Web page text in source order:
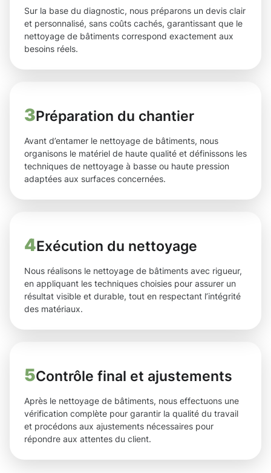
Sur la base du diagnostic, nous préparons un devis clair
et personnalisé, sans coûts cachés, garantissant que le
nettoyage de bâtiments correspond exactement aux
besoins réels.
3Préparation du chantier
Avant d’entamer le nettoyage de bâtiments, nous
organisons le matériel de haute qualité et définissons les
techniques de nettoyage à basse ou haute pression
adaptées aux surfaces concernées.
4Exécution du nettoyage
Nous réalisons le nettoyage de bâtiments avec rigueur,
en appliquant les techniques choisies pour assurer un
résultat visible et durable, tout en respectant l’intégrité
des matériaux.
5Contrôle final et ajustements
Après le nettoyage de bâtiments, nous effectuons une
vérification complète pour garantir la qualité du travail
et procédons aux ajustements nécessaires pour
répondre aux attentes du client.